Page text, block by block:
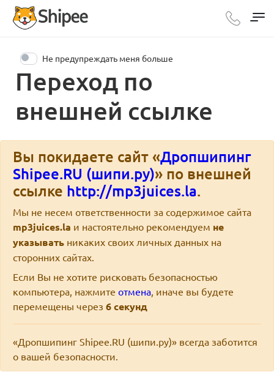
Переход по
внешней ссылке
Не предупреждать меня больше
Вы покидаете сайт «Дропшипинг
Shipee.RU (шипи.ру)» по внешней
ссылке http://mp3juices.la.
Мы не несем ответственности за содержимое сайта
mp3juices.la и настоятельно рекомендуем не
указывать никаких своих личных данных на
сторонних сайтах.
Если Вы не хотите рисковать безопасностью
компьютера, нажмите отмена, иначе вы будете
перемещены через 6секунд
«Дропшипинг Shipee.RU (шипи.ру)» всегда заботится
о вашей безопасности.